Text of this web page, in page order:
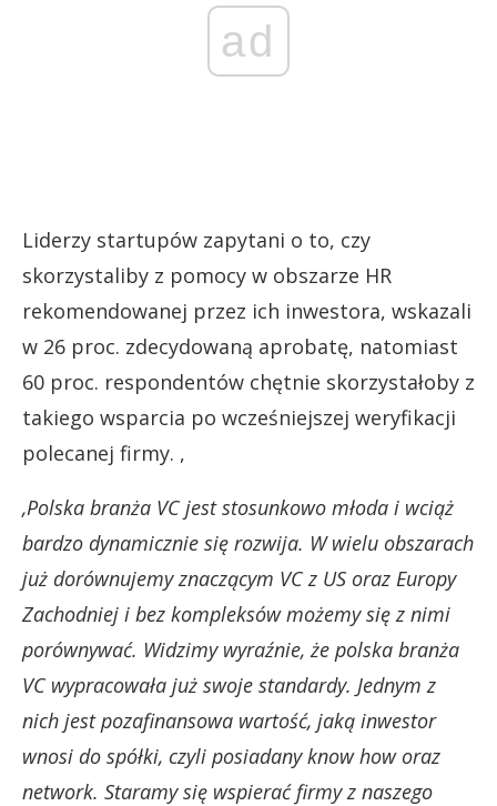
ad
Liderzy startupów zapytani o to, czy
skorzystaliby z pomocy w obszarze HR
rekomendowanej przez ich inwestora, wskazali
w 26 proc. zdecydowaną aprobatę, natomiast
60 proc. respondentów chętnie skorzystałoby z
takiego wsparcia po wcześniejszej weryfikacji
polecanej firmy. ,
,Polska branża VC jest stosunkowo młoda i wciąż
bardzo dynamicznie się rozwija. W wielu obszarach
już dorównujemy znaczącym VC z US oraz Europy
Zachodniej i bez kompleksów możemy się z nimi
porównywać. Widzimy wyraźnie, że polska branża
VC wypracowała już swoje standardy. Jednym z
nich jest pozafinansowa wartość, jaką inwestor
wnosi do spółki, czyli posiadany know how oraz
network. Staramy się wspierać firmy z naszego